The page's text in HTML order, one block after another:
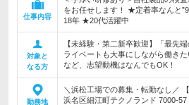
仕事内容
をお任せします！ ★定着率なんと
18年 ★20代活躍中
対象と
なる方
【未経験・第二新卒歓迎】「最先
ライベートも大事にしながら働きた
など、志望動機はなんでもOK！
勤務地
＼浜松工場での募集・転勤なし／
浜名区細江町テクノランド 7000-57